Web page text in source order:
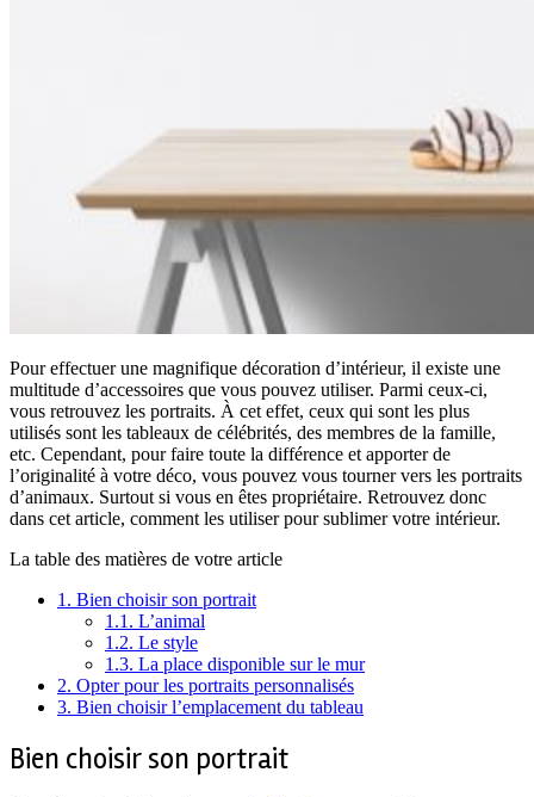
Pour effectuer une magnifique décoration d’intérieur, il existe une
multitude d’accessoires que vous pouvez utiliser. Parmi ceux-ci,
vous retrouvez les portraits. À cet effet, ceux qui sont les plus
utilisés sont les tableaux de célébrités, des membres de la famille,
etc. Cependant, pour faire toute la différence et apporter de
l’originalité à votre déco, vous pouvez vous tourner vers les portraits
d’animaux. Surtout si vous en êtes propriétaire. Retrouvez donc
dans cet article, comment les utiliser pour sublimer votre intérieur.
La table des matières de votre article
1. Bien choisir son portrait
1.1. L’animal
1.2. Le style
1.3. La place disponible sur le mur
2. Opter pour les portraits personnalisés
3. Bien choisir l’emplacement du tableau
Bien choisir son portrait